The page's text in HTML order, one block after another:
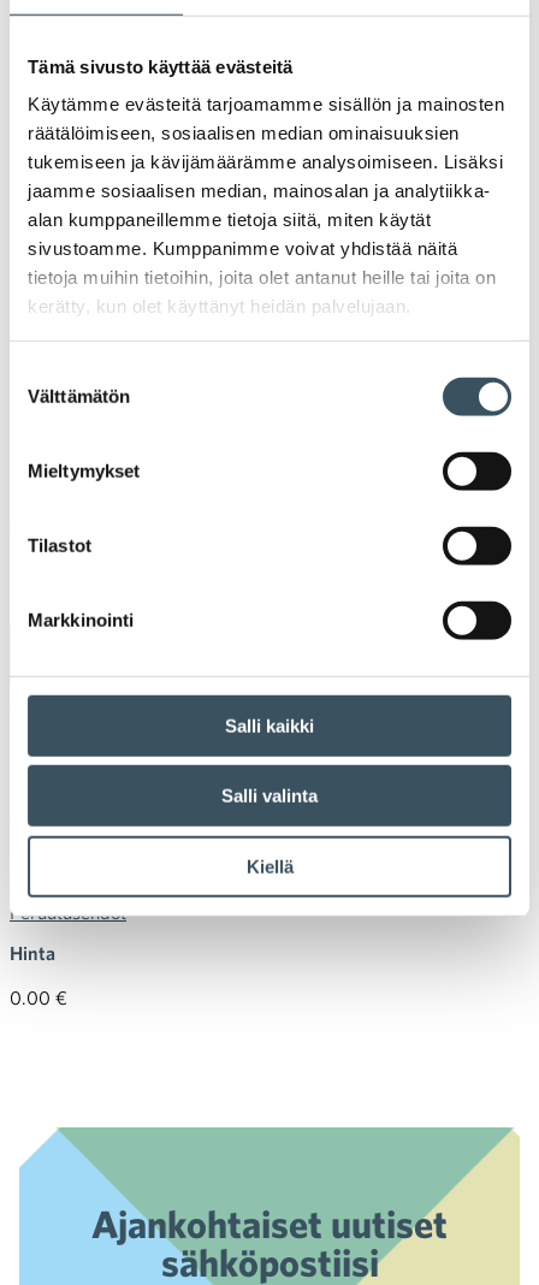
Tämä sivusto käyttää evästeitä
Käytämme evästeitä tarjoamamme sisällön ja mainosten
räätälöimiseen, sosiaalisen median ominaisuuksien
tukemiseen ja kävijämäärämme analysoimiseen. Lisäksi
jaamme sosiaalisen median, mainosalan ja analytiikka-
alan kumppaneillemme tietoja siitä, miten käytät
sivustoamme. Kumppanimme voivat yhdistää näitä
tietoja muihin tietoihin, joita olet antanut heille tai joita on
kerätty, kun olet käyttänyt heidän palvelujaan.
valinta
Välttämätön
Mieltymykset
Tilastot
Markkinointi
Salli kaikki
Salli valinta
Kiellä
näpistysten vähentämiseksi, kokemuksia Helsingistä
AsiantuntijaInari Viskari, Terveyden ja hyvinvoinnin laitos
(THL)
Loppusanat: Kaupan liitto
Johtava asiantuntijaTerhi Kuljukka-Rabb, Kaupan liitto
13.10
TILAISUUS PÄÄTTYY
ole tämän tapahtuman kohdalla käytössä.
Viimeinen ilmoittautumispäivä
keskiviikko 12.10.22 klo 8:00
Viimeinen peruutuspäivä
Peruutusehdot
Hinta
0.00 €
Ajankohtaiset uutiset
sähköpostiisi